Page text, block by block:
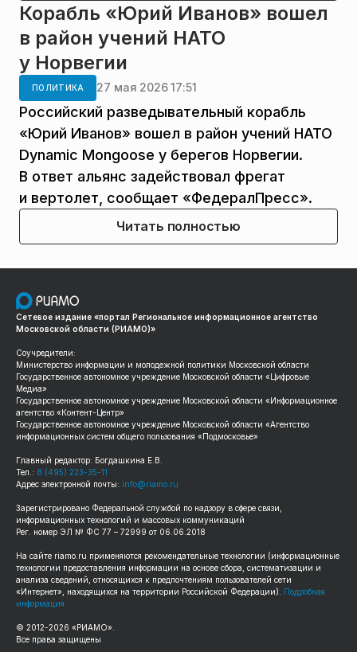
Корабль «Юрий Иванов» вошел
в район учений НАТО
у Норвегии
ПОЛИТИКА 27 мая 2026 17:51
Российский разведывательный корабль
«Юрий Иванов» вошел в район учений НАТО
Dynamic Mongoose у берегов Норвегии.
В ответ альянс задействовал фрегат
и вертолет, сообщает «ФедералПресс».
Читать полностью
Сетевое издание «портал Региональное информационное агентство
Московской области (РИАМО)»
Соучредители:
Министерство информации и молодежной политики Московской области
Государственное автономное учреждение Московской области «Цифровые
Медиа»
Государственное автономное учреждение Московской области «Информационное
агентство «Контент-Центр»
Государственное автономное учреждение Московской области «Агентство
информационных систем общего пользования «Подмосковье»
Главный редактор: Богдашкина Е.В.
Тел.: 8 (495) 223-35-11
Адрес электронной почты: info@riamo.ru
Зарегистрировано Федеральной службой по надзору в сфере связи,
информационных технологий и массовых коммуникаций
Рег. номер ЭЛ № ФС 77 – 72999 от 06.06.2018
На сайте riamo.ru применяются рекомендательные технологии (информационные
технологии предоставления информации на основе сбора, систематизации и
анализа сведений, относящихся к предпочтениям пользователей сети
«Интернет», находящихся на территории Российской Федерации).
Подробная
информация
© 2012-2026 «РИАМО».
Все права защищены